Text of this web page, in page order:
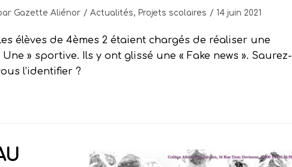
Gazette Aliénor Actualités, Projets scolaires 14 juin 2021
élèves de 4èmes 2 étaient chargés de réaliser une
Une » sportive. Ils y ont glissé une « Fake news ». Saurez-
l’identifier ?